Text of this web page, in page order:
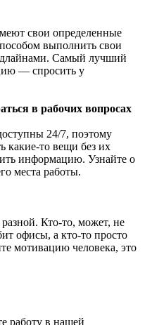
свои определенные
выполнить свои
Самый лучший
— спросить у
в рабочих вопросах
24/7, поэтому
какие-то вещи без их
информацию. Узнайте о
места работы.
Кто-то, может, не
офисы, а кто-то просто
мотивацию человека, это
работу в нашей